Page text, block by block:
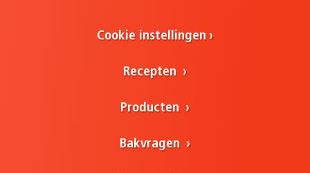
Cookie instellingen
Recepten
Producten
Bakvragen